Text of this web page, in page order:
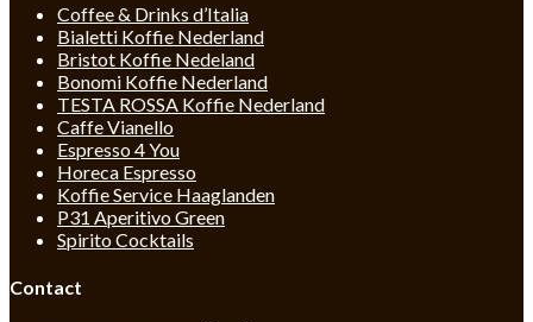
Coffee & Drinks d’Italia
Bialetti Koffie Nederland
Bristot Koffie Nedeland
Bonomi Koffie Nederland
TESTA ROSSA Koffie Nederland
Caffe Vianello
Espresso 4 You
Horeca Espresso
Koffie Service Haaglanden
P31 Aperitivo Green
Spirito Cocktails
Contact